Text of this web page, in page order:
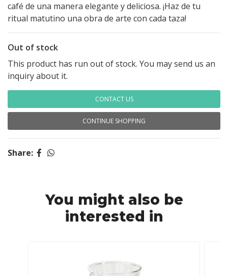
café de una manera elegante y deliciosa. ¡Haz de tu
ritual matutino una obra de arte con cada taza!
Out of stock
This product has run out of stock. You may send us an
inquiry about it.
CONTACT US
CONTINUE SHOPPING
Share:
You might also be
interested in